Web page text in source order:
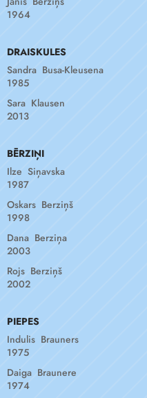
1964
DRAISKULES
Sandra Busa-Kleusena
1985
Sara Klausen
2013
BĒRZIŅI
Ilze Siņavska
1987
Oskars Berziņš
1998
Dana Berziņa
2003
Rojs Berziņš
2002
PIEPES
Indulis Brauners
1975
Daiga Braunere
1974